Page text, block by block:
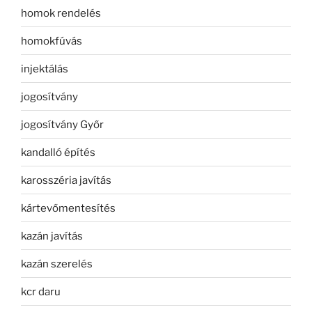
homok rendelés
homokfúvás
injektálás
jogosítvány
jogosítvány Győr
kandalló építés
karosszéria javítás
kártevőmentesítés
kazán javítás
kazán szerelés
kcr daru